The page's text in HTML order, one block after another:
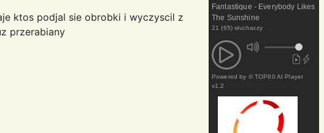
ktos podjal sie obrobki i wyczyscil z
przerabiany
Fantastique - Everybody Likes
The Sunshine
21 (65) słuchaczy
Powered by © TOP80 AI Player
v1.2